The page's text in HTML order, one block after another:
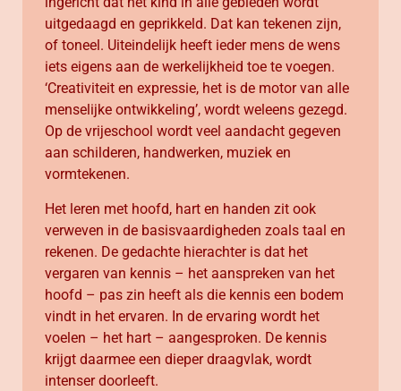
uitgedaagd en geprikkeld. Dat kan tekenen zijn,
of toneel. Uiteindelijk heeft ieder mens de wens
iets eigens aan de werkelijkheid toe te voegen.
‘Creativiteit en expressie, het is de motor van alle
menselijke ontwikkeling’, wordt weleens gezegd.
Op de vrijeschool wordt veel aandacht gegeven
aan schilderen, handwerken, muziek en
vormtekenen.
Het leren met hoofd, hart en handen zit ook
verweven in de basisvaardigheden zoals taal en
rekenen. De gedachte hierachter is dat het
vergaren van kennis – het aanspreken van het
hoofd – pas zin heeft als die kennis een bodem
vindt in het ervaren. In de ervaring wordt het
voelen – het hart – aangesproken. De kennis
krijgt daarmee een dieper draagvlak, wordt
intenser doorleeft.